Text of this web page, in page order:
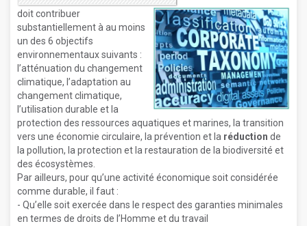
doit contribuer
substantiellement à au moins
un des 6 objectifs
environnementaux suivants :
l’atténuation du changement
climatique, l’adaptation au
changement climatique,
l’utilisation durable et la
protection des ressources aquatiques et marines, la transition
vers une économie circulaire, la prévention et la réduction de
la pollution, la protection et la restauration de la biodiversité et
des écosystèmes.
Par ailleurs, pour qu’une activité économique soit considérée
comme durable, il faut :
- Qu’elle soit exercée dans le respect des garanties minimales
en termes de droits de l’Homme et du travail